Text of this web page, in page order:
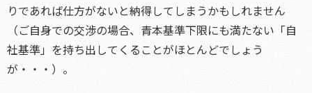
りであれば仕方がないと納得してしまうかもしれません
（ご自身での交渉の場合、青本基準下限にも満たない「自
社基準」を持ち出してくることがほとんどでしょう
が・・・）。